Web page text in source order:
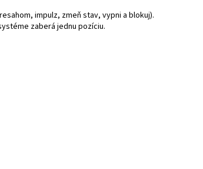
impulz, zmeň stav, vypni a blokuj).
zaberá jednu pozíciu.